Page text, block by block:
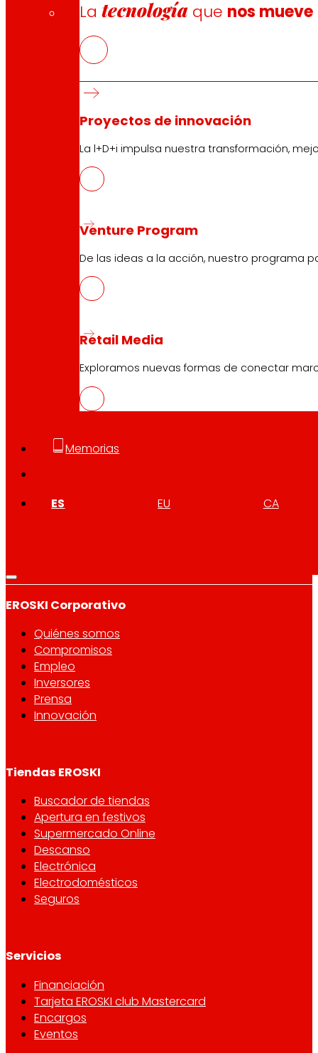
Latecnología que nos mueve
Proyectos de innovación
La l+D+i impulsa nuestra transformación,
Venture Program
De las ideas a la acción, nuestro programa
Retail Media
Exploramos nuevas formas de conectar
Memorias
ES EU CA
EROSKI Corporativo
Quiénes somos
Compromisos
Empleo
Inversores
Prensa
Innovación
Tiendas EROSKI
Buscador de tiendas
Apertura en festivos
Supermercado Online
Descanso
Electrónica
Electrodomésticos
Seguros
Servicios
Financiación
Tarjeta EROSKI club Mastercard
Encargos
Eventos